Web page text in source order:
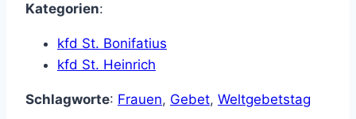
Kategorien:
kfd St. Bonifatius
kfd St. Heinrich
Schlagworte: Frauen, Gebet, Weltgebetstag